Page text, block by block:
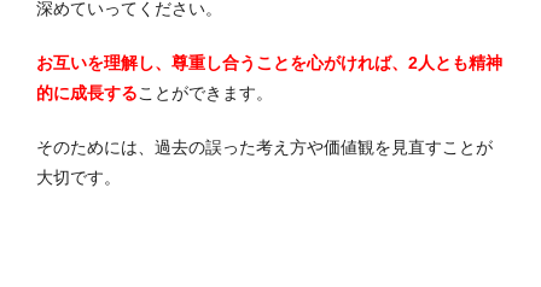
深めていってください。
お互いを理解し、尊重し合うことを心がければ、2人とも精神
的に成長することができます。
そのためには、過去の誤った考え方や価値観を見直すことが
大切です。